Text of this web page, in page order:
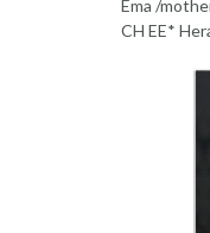
Ema /
CH EE*